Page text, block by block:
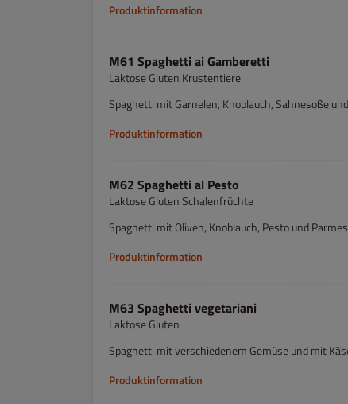
Produktinformation
M61 Spaghetti ai Gamberetti
Laktose Gluten Krustentiere
Spaghetti mit Garnelen, Knoblauch, Sahnesoße
Produktinformation
M62 Spaghetti al Pesto
Laktose Gluten Schalenfrüchte
Spaghetti mit Oliven, Knoblauch, Pesto und
Produktinformation
M63 Spaghetti vegetariani
Laktose Gluten
Spaghetti mit verschiedenem Gemüse und mit
Produktinformation